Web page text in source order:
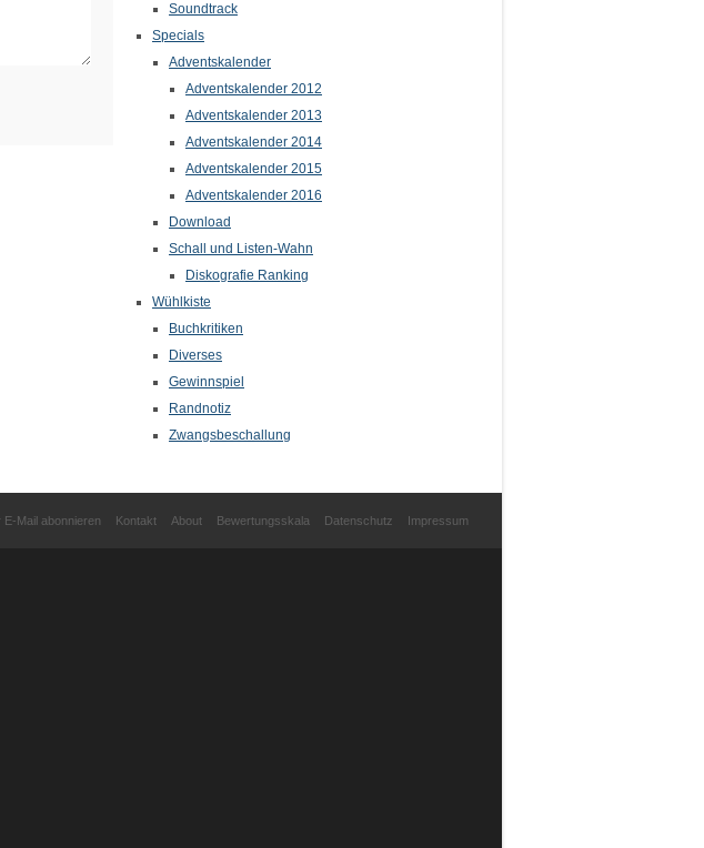
Soundtrack
Specials
Adventskalender
Adventskalender 2012
Adventskalender 2013
Adventskalender 2014
Adventskalender 2015
Adventskalender 2016
Download
Schall und Listen-Wahn
Diskografie Ranking
Wühlkiste
Buchkritiken
Diverses
Gewinnspiel
Randnotiz
Zwangsbeschallung
E-Mail abonnieren Kontakt About Bewertungsskala Datenschutz Impressum